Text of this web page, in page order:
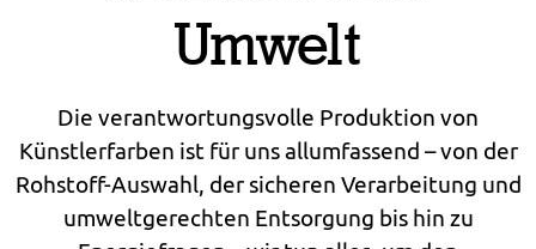
Umwelt
Die verantwortungsvolle Produktion von
Künstlerfarben ist für uns allumfassend – von der
Rohstoff-Auswahl, der sicheren Verarbeitung und
umweltgerechten Entsorgung bis hin zu